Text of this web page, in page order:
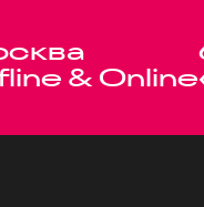
& Online